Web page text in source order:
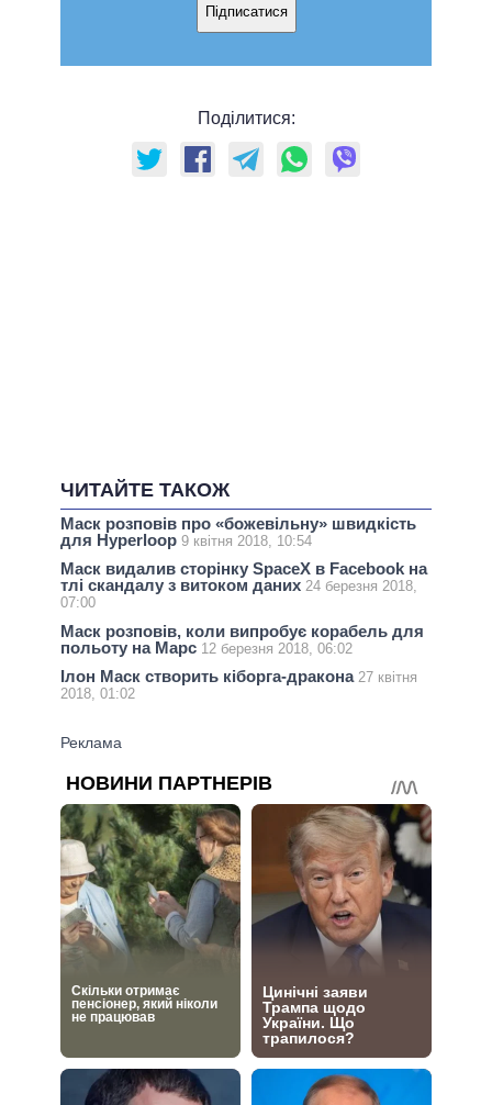
Підписатися
Поділитися:
ЧИТАЙТЕ ТАКОЖ
Маск розповів про «божевільну» швидкість
для Hyperloop 9 квітня 2018, 10:54
Маск видалив сторінку SpaceX в Facebook на
тлі скандалу з витоком даних 24 березня 2018,
07:00
Маск розповів, коли випробує корабель для
польоту на Марс 12 березня 2018, 06:02
Ілон Маск створить кіборга-дракона 27 квітня
2018, 01:02